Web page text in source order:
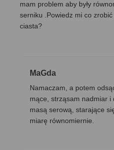
mam problem aby były
serniku .Powiedz mi co
ciasta?
MaGda
Namaczam, a potem
mące, strząsam nadmiar i
masą serową, starające
miarę równomiernie.